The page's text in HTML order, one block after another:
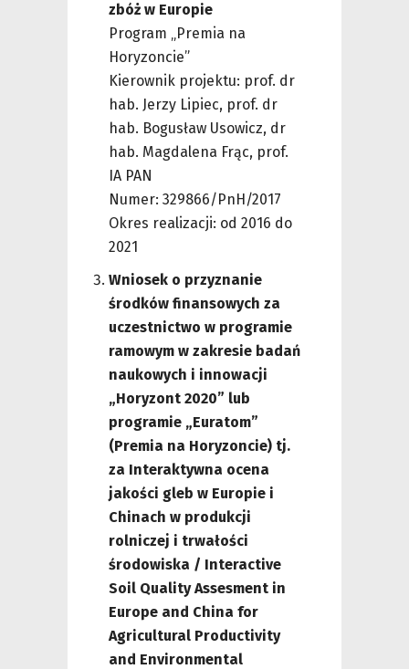
zbóż w Europie
Program „Premia na
Horyzoncie”
Kierownik projektu: prof. dr
hab. Jerzy Lipiec, prof. dr
hab. Bogusław Usowicz, dr
hab. Magdalena Frąc, prof.
IA PAN
Numer: 329866/PnH/2017
Okres realizacji: od 2016 do
2021
Wniosek o przyznanie
środków finansowych za
uczestnictwo w programie
ramowym w zakresie badań
naukowych i innowacji
„Horyzont 2020” lub
programie „Euratom”
(Premia na Horyzoncie) tj.
za Interaktywna ocena
jakości gleb w Europie i
Chinach w produkcji
rolniczej i trwałości
środowiska / Interactive
Soil Quality Assesment in
Europe and China for
Agricultural Productivity
and Environmental